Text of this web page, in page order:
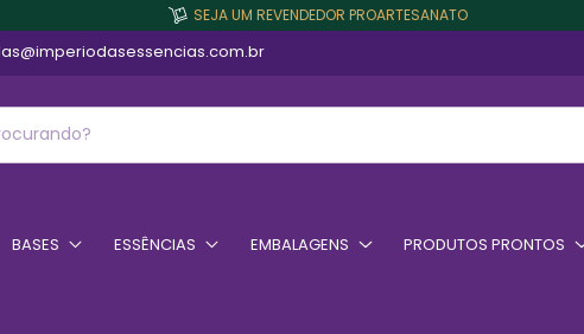
SEJA UM REVENDEDOR PROARTESANATO
BASES ESSÊNCIAS EMBALAGENS PRODUTOS PRONTOS